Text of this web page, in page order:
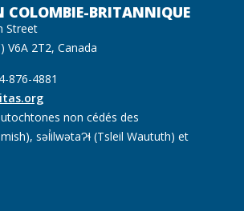
COLOMBIE-BRITANNIQUE
Street
V6A 2T2, Canada
876-4881
non cédés des
səl̓ilwətaɁɬ (Tsleil Waututh) et